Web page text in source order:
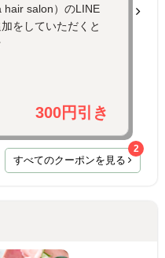
hair salon）のLINE
をしていただくと
300円引き
すべてのクーポンを見る
2